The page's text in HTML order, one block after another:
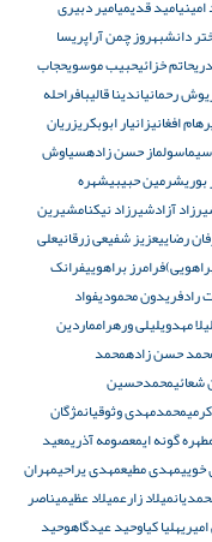
امید قدیمیامیر دبیری
دانشبهروز چمن‌ آراپریسا
حاتم خزائیحبیب موسویحجاب
رحمانیاندینا قالیبافراحله
رهام افغانیزانیار ابوبکریزریان
سولماز حسن‌ زادهسیاوش
شرمین حبیبیشهره
آزادشیرزاد نیکنامشیرین
رضاییعزیز شفیعی زرقانیعلی
فرامرز براهوییفرانک
رادفریدون محمودیفواد
مهدویلیلی ورهرامماردین
حسن زادهمحمد
محمدحسین
محمدمهدی وثوقیانمژگان
گونه ایمعصومه آذریمعید
مهدی مطیعمهدی یراحیمهران
میلاد زارعمیلاد عظیمیناصر
هلیا کیاوحید عیدگاهوحید